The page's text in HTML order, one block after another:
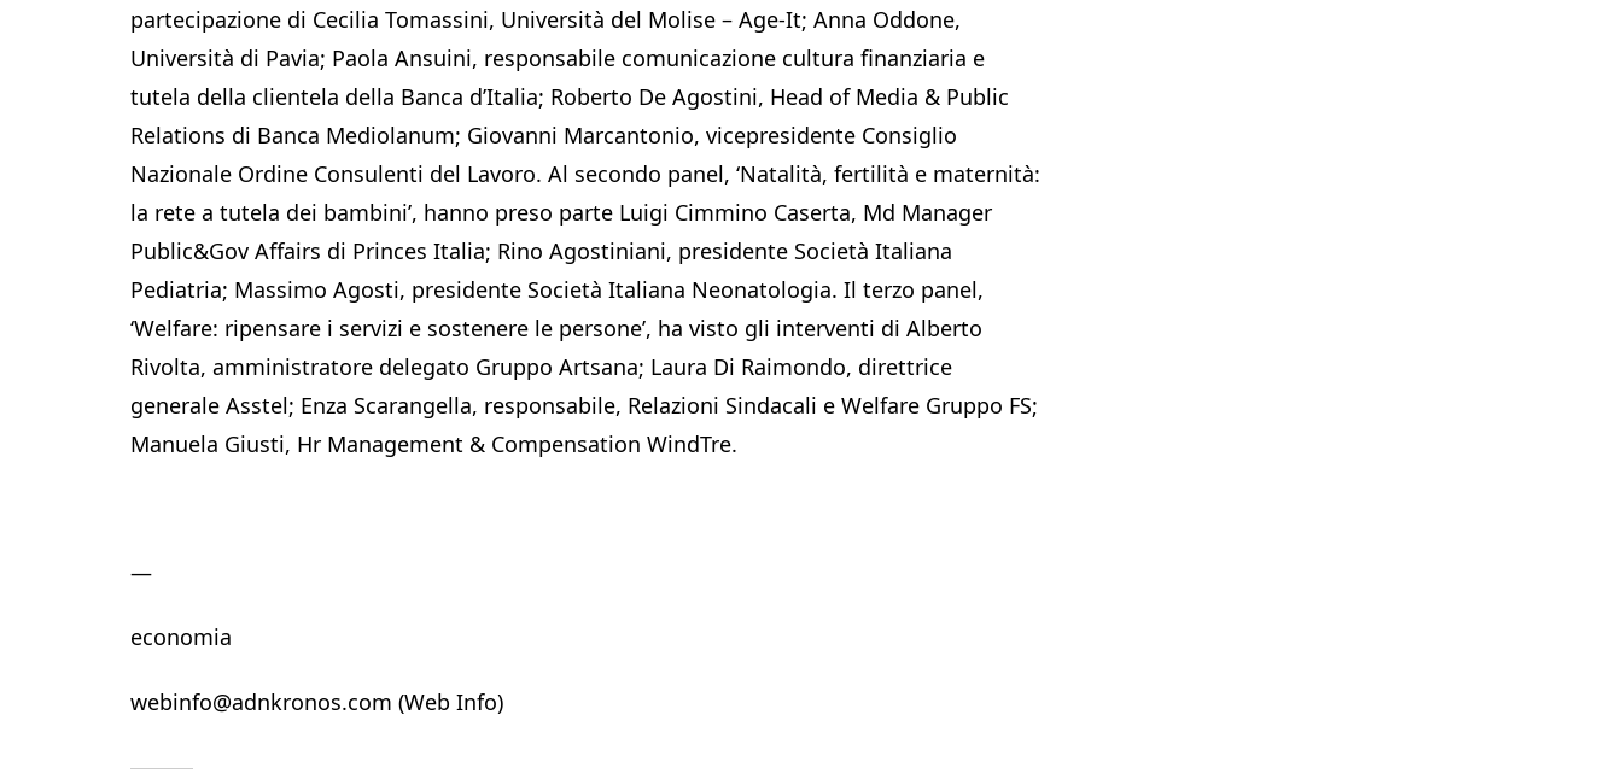
partecipazione di Cecilia Tomassini, Università del Molise – Age-It; Anna Oddone,
Università di Pavia; Paola Ansuini, responsabile comunicazione cultura finanziaria e
tutela della clientela della Banca d’Italia; Roberto De Agostini, Head of Media & Public
Relations di Banca Mediolanum; Giovanni Marcantonio, vicepresidente Consiglio
Nazionale Ordine Consulenti del Lavoro. Al secondo panel, ‘Natalità, fertilità e maternità:
la rete a tutela dei bambini’, hanno preso parte Luigi Cimmino Caserta, Md Manager
Public&Gov Affairs di Princes Italia; Rino Agostiniani, presidente Società Italiana
Pediatria; Massimo Agosti, presidente Società Italiana Neonatologia. Il terzo panel,
‘Welfare: ripensare i servizi e sostenere le persone’, ha visto gli interventi di Alberto
Rivolta, amministratore delegato Gruppo Artsana; Laura Di Raimondo, direttrice
generale Asstel; Enza Scarangella, responsabile, Relazioni Sindacali e Welfare Gruppo FS;
Manuela Giusti, Hr Management & Compensation WindTre.
—
economia
webinfo@adnkronos.com (Web Info)